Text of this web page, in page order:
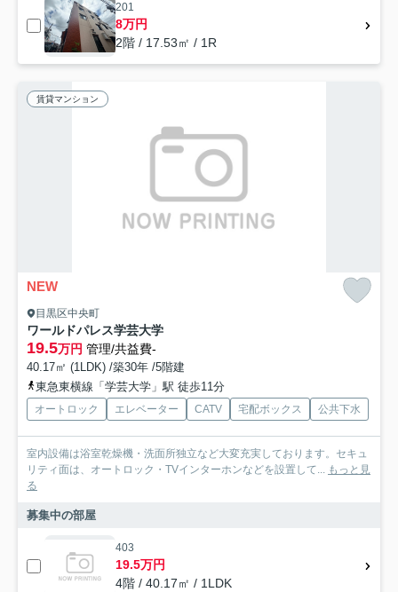
201
8万円
2階 / 17.53㎡ / 1R
賃貸マンション
NEW
目黒区中央町
ワールドパレス学芸大学
19.5万円 管理/共益費-
40.17㎡ (1LDK) /築30年 /5階建
東急東横線「学芸大学」駅 徒歩11分
オートロック エレベーター CATV 宅配ボックス 公共下水
室内設備は浴室乾燥機・洗面所独立など大変充実しております。セキュ
リティ面は、オートロック・TVインターホンなどを設置して... もっと見
る
募集中の部屋
403
19.5万円
4階 / 40.17㎡ / 1LDK